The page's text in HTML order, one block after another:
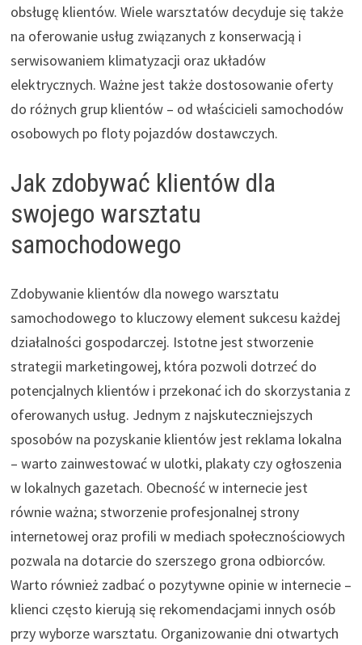
obsługę klientów. Wiele warsztatów decyduje się także
na oferowanie usług związanych z konserwacją i
serwisowaniem klimatyzacji oraz układów
elektrycznych. Ważne jest także dostosowanie oferty
do różnych grup klientów – od właścicieli samochodów
osobowych po floty pojazdów dostawczych.
Jak zdobywać klientów dla
swojego warsztatu
samochodowego
Zdobywanie klientów dla nowego warsztatu
samochodowego to kluczowy element sukcesu każdej
działalności gospodarczej. Istotne jest stworzenie
strategii marketingowej, która pozwoli dotrzeć do
potencjalnych klientów i przekonać ich do skorzystania z
oferowanych usług. Jednym z najskuteczniejszych
sposobów na pozyskanie klientów jest reklama lokalna
– warto zainwestować w ulotki, plakaty czy ogłoszenia
w lokalnych gazetach. Obecność w internecie jest
równie ważna; stworzenie profesjonalnej strony
internetowej oraz profili w mediach społecznościowych
pozwala na dotarcie do szerszego grona odbiorców.
Warto również zadbać o pozytywne opinie w internecie –
klienci często kierują się rekomendacjami innych osób
przy wyborze warsztatu. Organizowanie dni otwartych